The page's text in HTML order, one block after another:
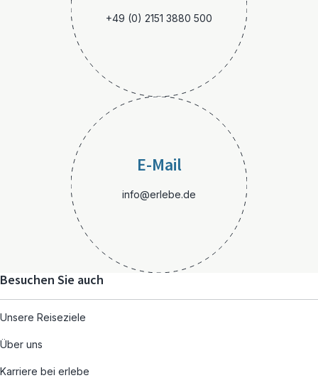
+49 (0) 2151 3880 500
E-Mail
info@erlebe.de
Besuchen Sie auch
Unsere Reiseziele
Über uns
Karriere bei erlebe